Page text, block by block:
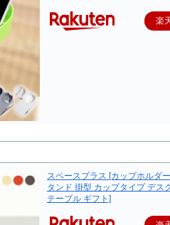
楽
スペースプラス [カップホルダ
タンド 掛型 カップタイプ デス
テーブル ギフト]